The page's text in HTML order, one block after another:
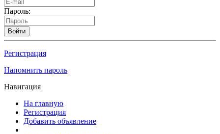
Пароль:
Войти
Регистрация
Напомнить пароль
Навигация
На главную
Регистрация
Добавить объявление